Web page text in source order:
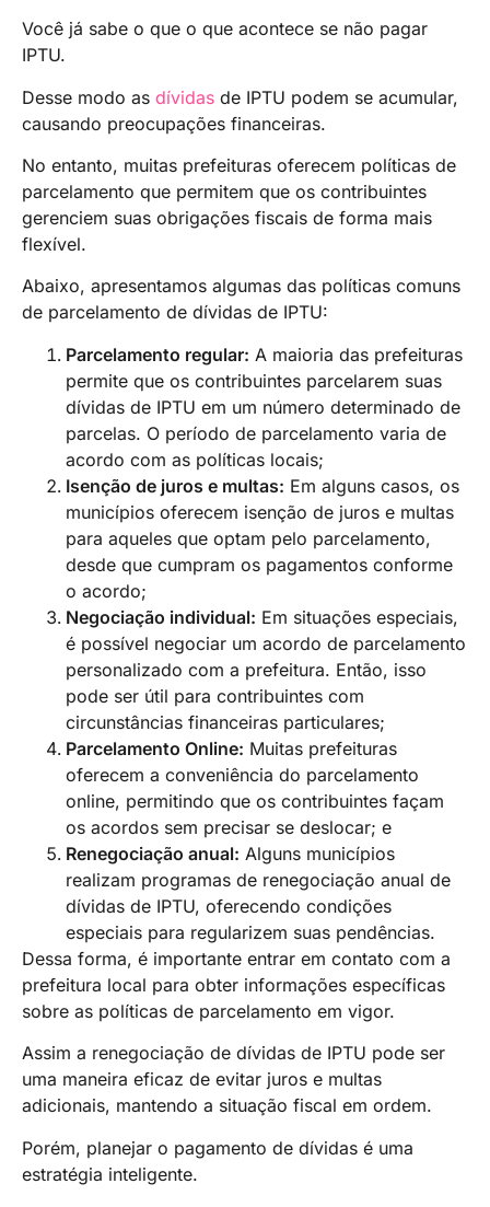
Você já sabe o que o que acontece se não pagar
IPTU.
Desse modo as dívidas de IPTU podem se acumular,
causando preocupações financeiras.
No entanto, muitas prefeituras oferecem políticas de
parcelamento que permitem que os contribuintes
gerenciem suas obrigações fiscais de forma mais
flexível.
Abaixo, apresentamos algumas das políticas comuns
de parcelamento de dívidas de IPTU:
Parcelamento regular: A maioria das prefeituras
permite que os contribuintes parcelarem suas
dívidas de IPTU em um número determinado de
parcelas. O período de parcelamento varia de
acordo com as políticas locais;
Isenção de juros e multas: Em alguns casos, os
municípios oferecem isenção de juros e multas
para aqueles que optam pelo parcelamento,
desde que cumpram os pagamentos conforme
o acordo;
Negociação individual: Em situações especiais,
é possível negociar um acordo de parcelamento
personalizado com a prefeitura. Então, isso
pode ser útil para contribuintes com
circunstâncias financeiras particulares;
Parcelamento Online: Muitas prefeituras
oferecem a conveniência do parcelamento
online, permitindo que os contribuintes façam
os acordos sem precisar se deslocar; e
Renegociação anual: Alguns municípios
realizam programas de renegociação anual de
dívidas de IPTU, oferecendo condições
especiais para regularizem suas pendências.
Dessa forma, é importante entrar em contato com a
prefeitura local para obter informações específicas
sobre as políticas de parcelamento em vigor.
Assim a renegociação de dívidas de IPTU pode ser
uma maneira eficaz de evitar juros e multas
adicionais, mantendo a situação fiscal em ordem.
Porém, planejar o pagamento de dívidas é uma
estratégia inteligente.